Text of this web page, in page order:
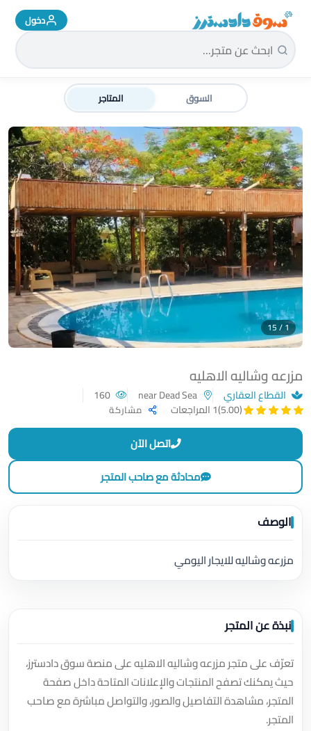
سوق دادسترز الرئيسية دخول
السوق المتاجر
مزرعه وشاليه الاهليه
القطاع العقاري
(5.00)
1 المراجعات مشاركة
1 / 15
اتصل الآن
محادثة مع صاحب المتجر
الوصف
مزرعه وشاليه للايجار اليومي
نبذة عن المتجر
تعرّف على متجر مزرعه وشاليه الاهليه على منصة سوق دادسترز،
حيث يمكنك تصفح المنتجات والإعلانات المتاحة داخل صفحة
المتجر، مشاهدة التفاصيل والصور، والتواصل مباشرة مع صاحب
المتجر.